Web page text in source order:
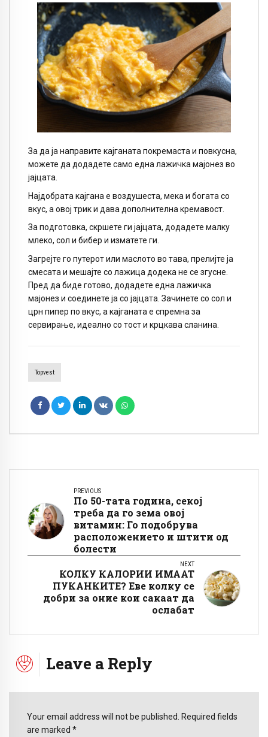
За да ја направите кајганата покремаста и повкусна,
можете да додадете само една лажичка мајонез во
јајцата.
Најдобрата кајгана е воздушеста, мека и богата со
вкус, а овој трик и дава дополнителна кремавост.
За подготовка, скршете ги јајцата, додадете малку
млеко, сол и бибер и изматете ги.
Загрејте го путерот или маслото во тава, прелијте ја
смесата и мешајте со лажица додека не се згусне.
Пред да биде готово, додадете една лажичка
мајонез и соединете ја со јајцата. Зачинете со сол и
црн пипер по вкус, а кајганата е спремна за
сервирање, идеално со тост и крцкава сланина.
Topvest
PREVIOUS
По 50-тата година, секој
треба да го зема овој
витамин: Го подобрува
расположението и штити од
болести
NEXT
КОЛКУ КАЛОРИИ ИМААТ
ПУКАНКИТЕ? Еве колку се
добри за оние кои сакаат да
ослабат
Leave a Reply
Your email address will not be published. Required fields
are marked *